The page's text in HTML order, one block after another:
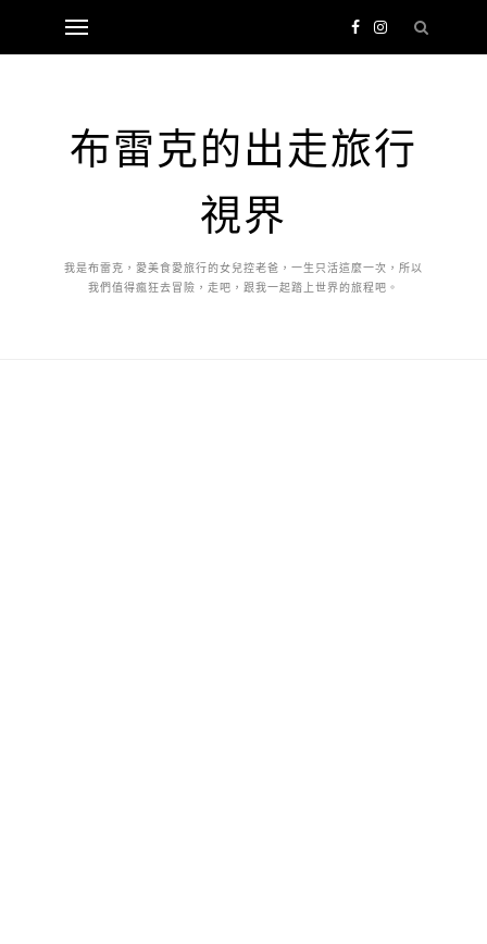
布雷克的出走旅行
視界
我是布雷克，愛美食愛旅行的女兒控老爸，一生只活這麼一次，所以
我們值得瘋狂去冒險，走吧，跟我一起踏上世界的旅程吧。